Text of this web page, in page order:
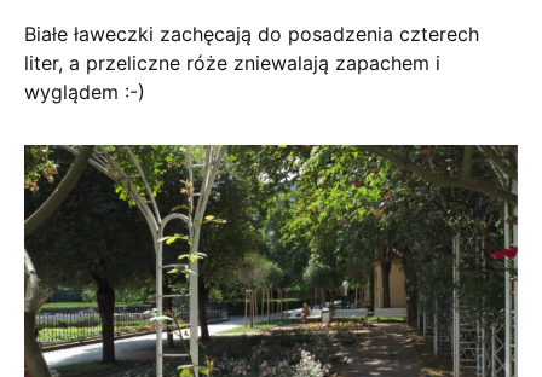
Białe ławeczki zachęcają do posadzenia czterech
liter, a przeliczne róże zniewalają zapachem i
wyglądem :-)